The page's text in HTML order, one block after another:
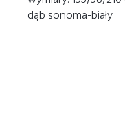
dąb sonoma-biały